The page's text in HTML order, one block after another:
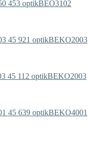
BEO3102
BEKO2003
BEKO2003
BEKO4001